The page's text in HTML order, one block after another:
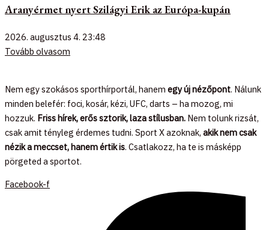
Aranyérmet nyert Szilágyi Erik az Európa-kupán
2026. augusztus 4. 23:48
Tovább olvasom
Nem egy szokásos sporthírportál, hanem egy új nézőpont. Nálunk
minden belefér: foci, kosár, kézi, UFC, darts – ha mozog, mi
hozzuk. Friss hírek, erős sztorik, laza stílusban. Nem tolunk rizsát,
csak amit tényleg érdemes tudni. Sport X azoknak, akik nem csak
nézik a meccset, hanem értik is. Csatlakozz, ha te is másképp
pörgeted a sportot.
Facebook-f